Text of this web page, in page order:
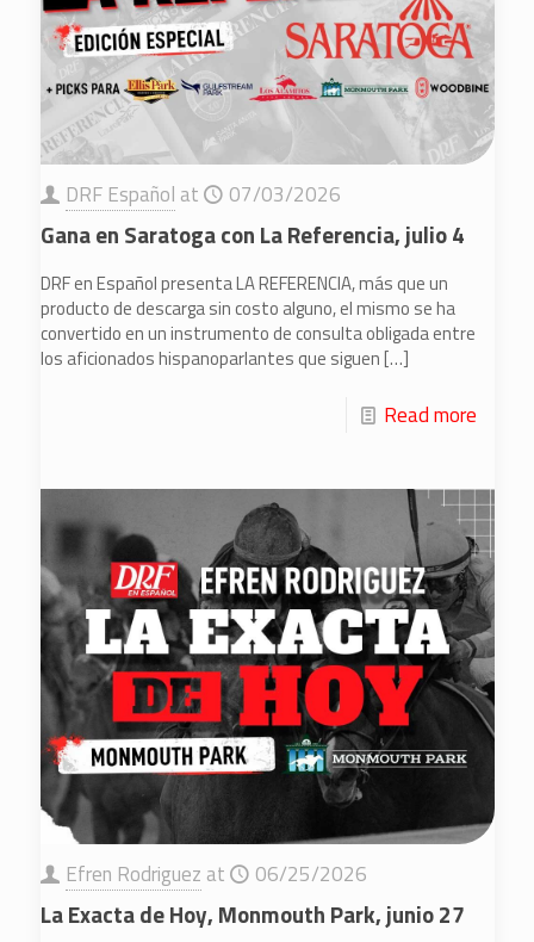
DRF Español at 07/03/2026
Gana en Saratoga con La Referencia, julio 4
DRF en Español presenta LA REFERENCIA, más que un
producto de descarga sin costo alguno, el mismo se ha
convertido en un instrumento de consulta obligada entre
los aficionados hispanoparlantes que siguen[…]
Read more
Efren Rodriguez at 06/25/2026
La Exacta de Hoy, Monmouth Park, junio 27